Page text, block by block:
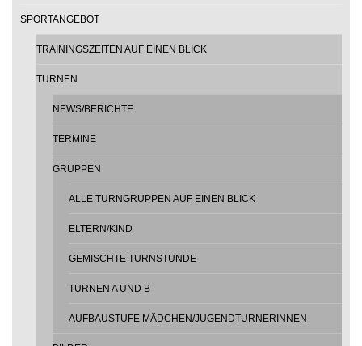
SPORTANGEBOT
TRAININGSZEITEN AUF EINEN BLICK
TURNEN
NEWS/BERICHTE
TERMINE
GRUPPEN
ALLE TURNGRUPPEN AUF EINEN BLICK
ELTERN/KIND
GEMISCHTE TURNSTUNDE
TURNEN A UND B
AUFBAUSTUFE MÄDCHEN/JUGENDTURNERINNEN